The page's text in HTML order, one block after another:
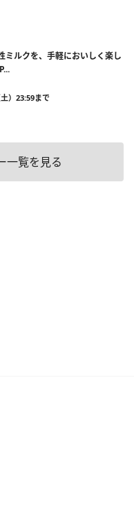
ミルクを、手軽においしく楽し
）23:59まで
一覧を見る